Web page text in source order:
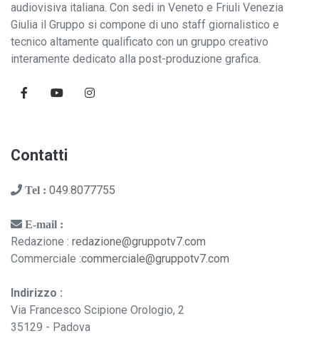
audiovisiva italiana. Con sedi in Veneto e Friuli Venezia
Giulia il Gruppo si compone di uno staff giornalistico e
tecnico altamente qualificato con un gruppo creativo
interamente dedicato alla post-produzione grafica.
Contatti
Tel : 049.8077755
E-mail :
Redazione : redazione@gruppotv7.com
Commerciale :commerciale@gruppotv7.com
Indirizzo :
Via Francesco Scipione Orologio, 2
35129 - Padova